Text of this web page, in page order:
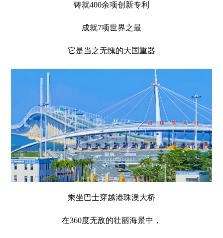
铸就400余项创新专利
成就7项世界之最
它是当之无愧的大国重器
乘坐巴士穿越港珠澳大桥
在360度无敌的壮丽海景中，